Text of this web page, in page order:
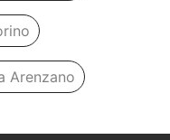
Arenzano